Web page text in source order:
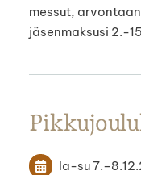
messut,
jäsenmaksusi 2.-
la-su7.–